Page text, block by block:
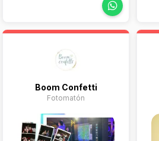
imágenes que realmente
de las parejas.
Boom Confetti
Fotomatón